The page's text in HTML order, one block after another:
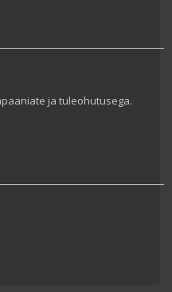
ja tuleohutusega.